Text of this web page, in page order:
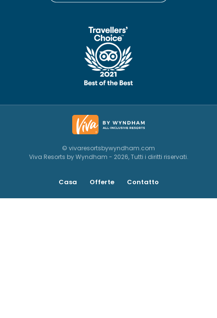
© vivaresortsbywyndham.com
Viva Resorts by Wyndham - 2026, Tutti i diritti riservati.
Casa Offerte Contatto